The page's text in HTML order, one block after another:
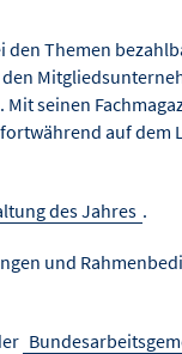
Themen
seinen
auf
des Jahres .
und